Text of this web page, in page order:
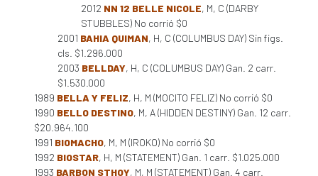
2012 NN 12 BELLE NICOLE, M, C (DARBY
STUBBLES) No corrió $0
2001 BAHIA QUIMAN, H, C (COLUMBUS DAY) Sin figs.
cls. $1.296.000
2003 BELLDAY, H, C (COLUMBUS DAY) Gan. 2 carr.
$1.530.000
1989 BELLA Y FELIZ, H, M (MOCITO FELIZ) No corrió $0
1990 BELLO DESTINO, M, A (HIDDEN DESTINY) Gan. 12 carr.
$20.964.100
1991 BIOMACHO, M, M (IROKO) No corrió $0
1992 BIOSTAR, H, M (STATEMENT) Gan. 1 carr. $1.025.000
1993 BARBON STHOY, M, M (STATEMENT) Gan. 4 carr.